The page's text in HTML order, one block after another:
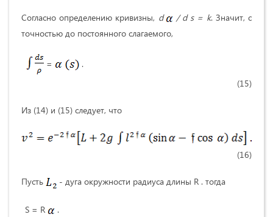
Согласно определению кривизны, d /d s= k. Значит, с
точностью до постоянного слагаемого,
=
.
(15)
Из (14) и (15) следует, что
(16)
Пусть - дуга окружности радиуса длины R . тогда
S = R
.